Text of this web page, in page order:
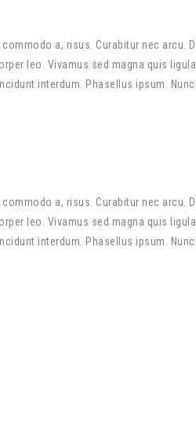
a, risus. Curabitur nec
leo. Vivamus sed magna quis
interdum. Phasellus ipsum.
a, risus. Curabitur nec
leo. Vivamus sed magna quis
interdum. Phasellus ipsum.